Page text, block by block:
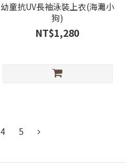
幼童抗UV長袖泳裝上衣(海灘小
狗)
NT$1,280
4 5